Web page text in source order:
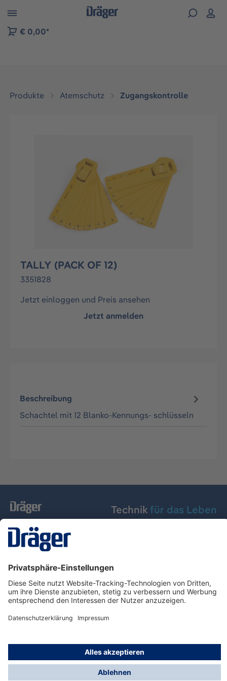
der B2B-Plattform springen
€ 0,00*
Produkte Atemschutz Zugangskontrolle
TALLY (PACK OF 12)
3351828
Jetzt einloggen und Preis ansehen
Jetzt anmelden
Beschreibung
Schachtel mit 12 Blanko-Kennungs- schlüsseln
Technik für das Leben
Dräger Austria GmbH
Über Dräger
Informationen
© Dräger Austria GmbH, 2024
* Alle Preise exkl. gesetzl. Mehrwertsteuer zzgl.